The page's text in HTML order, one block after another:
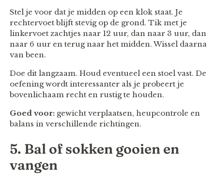
Stel je voor dat je midden op een klok staat. Je
rechtervoet blijft stevig op de grond. Tik met je
linkervoet zachtjes naar 12 uur, dan naar 3 uur, dan
naar 6 uur en terug naar het midden. Wissel daarna
van been.
Doe dit langzaam. Houd eventueel een stoel vast. De
oefening wordt interessanter als je probeert je
bovenlichaam recht en rustig te houden.
Goed voor: gewicht verplaatsen, heupcontrole en
balans in verschillende richtingen.
5. Bal of sokken gooien en
vangen